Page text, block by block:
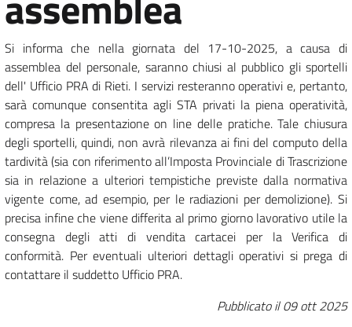
Si informa che nella giornata del 17-10-2025, a causa di
assemblea del personale, saranno chiusi al pubblico gli sportelli
dell' Ufficio PRA di Rieti. I servizi resteranno operativi e, pertanto,
sarà comunque consentita agli STA privati la piena operatività,
compresa la presentazione on line delle pratiche. Tale chiusura
degli sportelli, quindi, non avrà rilevanza ai fini del computo della
tardività (sia con riferimento all’Imposta Provinciale di Trascrizione
sia in relazione a ulteriori tempistiche previste dalla normativa
vigente come, ad esempio, per le radiazioni per demolizione). Si
precisa infine che viene differita al primo giorno lavorativo utile la
consegna degli atti di vendita cartacei per la Verifica di
conformità. Per eventuali ulteriori dettagli operativi si prega di
contattare il suddetto Ufficio PRA.
Pubblicato il09 ott 2025